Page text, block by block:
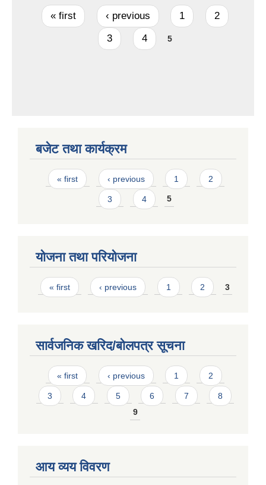
Pages
« first ‹ previous 1
2
3
4 5
बजेट तथा कार्यक्रम
Pages
« first ‹ previous 1 2
3 4 5
योजना तथा परियोजना
Pages
« first ‹ previous 1 2 3
सार्वजनिक खरिद/बोलपत्र सूचना
Pages
« first ‹ previous 1 2
3 4 5 6 7
8
9
आय व्यय विवरण